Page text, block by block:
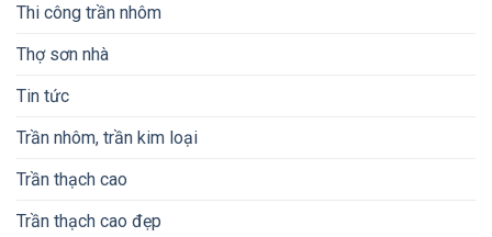
Thi công trần nhôm
Thợ sơn nhà
Tin tức
Trần nhôm, trần kim loại
Trần thạch cao
Trần thạch cao đẹp